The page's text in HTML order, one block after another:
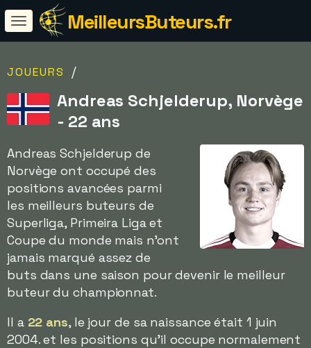
MeilleursButeurs.fr
JOUEURS /
Andreas Schjelderup, Norvège
- 22 ans
Andreas Schjelderup de
Norvège ont occupé des
positions avancées parmi
les meilleurs buteurs de
Superliga, Primeira Liga et
Coupe du monde mais n'ont
jamais marqué assez de
buts dans une saison pour devenir le meilleur
buteur du championnat.
Il a 22 ans, le jour de sa naissance était 1 juin
2004. et les positions qu'il occupe normalement